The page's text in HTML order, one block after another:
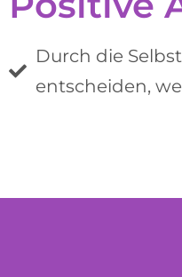
Durch die
entscheiden,